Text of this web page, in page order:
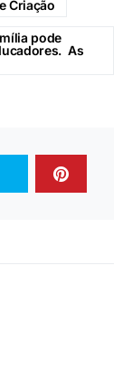
Criação
pode
As